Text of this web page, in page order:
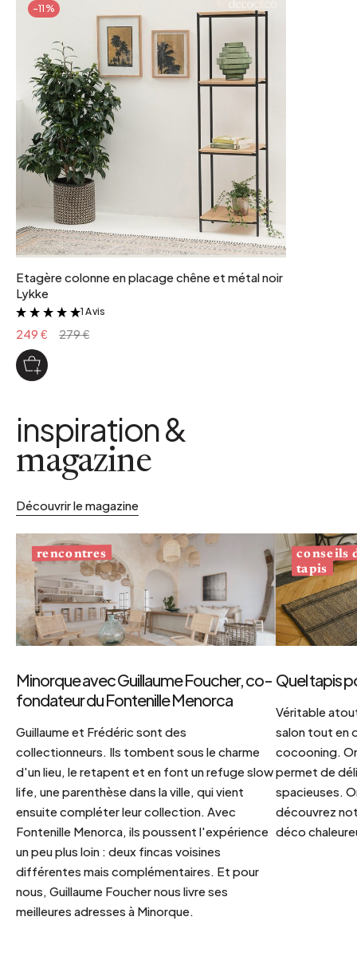
-11%
Etagère colonne en placage chêne et métal noir
Lykke
&
1 Avis
249 € 279 €
inspiration &
magazine
Découvrir le magazine
rencontres
Minorque avec Guillaume Foucher, co-
fondateur du Fontenille Menorca
Guillaume et Frédéric sont des
collectionneurs. Ils tombent sous le charme
d'un lieu, le retapent et en font un refuge slow
life, une parenthèse dans la ville, qui vient
ensuite compléter leur collection. Avec
Fontenille Menorca, ils poussent l'expérience
un peu plus loin : deux fincas voisines
différentes mais complémentaires. Et pour
nous, Guillaume Foucher nous livre ses
meilleures adresses à Minorque.
conseils
tapis
Quel tapis
Véritable
salon tout en
cocooning.
permet de
spacieuses.
découvrez
déco